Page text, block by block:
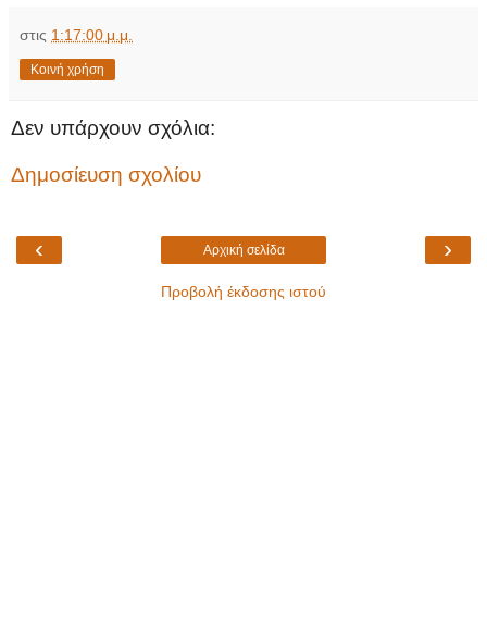
στις 1:17:00 μ.μ.
Κοινή χρήση
Δεν υπάρχουν σχόλια:
Δημοσίευση σχολίου
‹ ›
Αρχική σελίδα
Προβολή έκδοσης ιστού